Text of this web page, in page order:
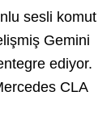
sesli komut
Gemini
ediyor.
CLA